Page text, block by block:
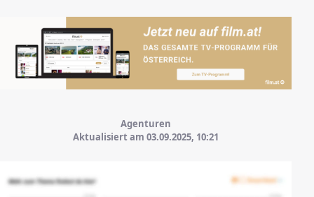
Agenturen
Aktualisiert am 03.09.2025, 10:21